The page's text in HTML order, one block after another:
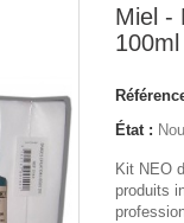
Miel -
État :
Kit NEO
produits